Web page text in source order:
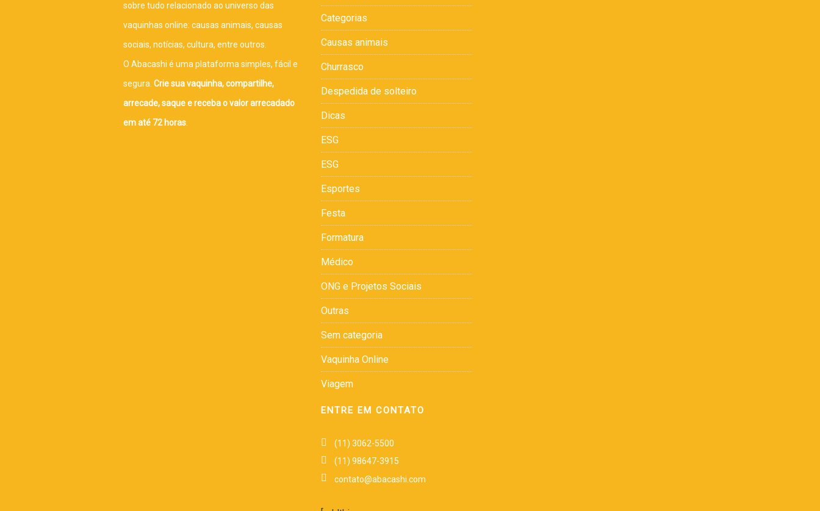
sobre tudo relacionado ao universo das
vaquinhas online: causas animais, causas
sociais, notícias, cultura, entre outros.
O Abacashi é uma plataforma simples, fácil e
segura. Crie sua vaquinha, compartilhe,
arrecade, saque e receba o valor arrecadado
em até 72 horas
Categorias
Causas animais
Churrasco
Despedida de solteiro
Dicas
ESG
ESG
Esportes
Festa
Formatura
Médico
ONG e Projetos Sociais
Outras
Sem categoria
Vaquinha Online
Viagem
ENTRE EM CONTATO
(11) 3062-5500
(11) 98647-3915
contato@abacashi.com